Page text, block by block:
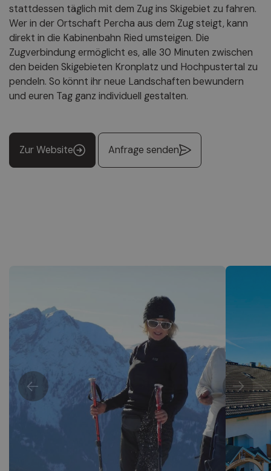
stattdessen täglich mit dem Zug ins Skigebiet zu fahren.
Wer in der Ortschaft Percha aus dem Zug steigt, kann
direkt in die Kabinenbahn Ried umsteigen. Die
Zugverbindung ermöglicht es, alle 30 Minuten zwischen
den beiden Skigebieten Kronplatz und Hochpustertal zu
pendeln. So könnt ihr neue Landschaften bewundern
und euren Tag ganz individuell gestalten.
Zur Website Anfrage senden